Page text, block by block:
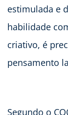
estimulada e
habilidade
criativo, é
pensamento
Segundo o